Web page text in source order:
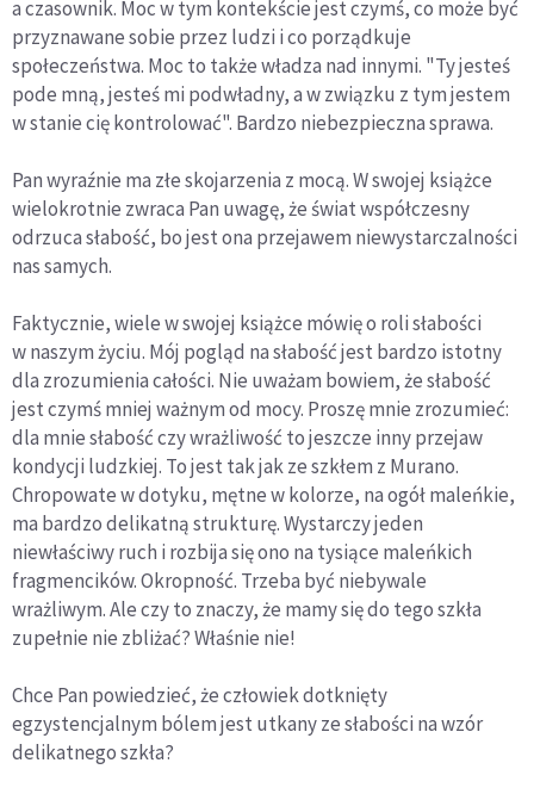
a czasownik. Moc w tym kontekście jest czymś, co może być
przyznawane sobie przez ludzi i co porządkuje
społeczeństwa. Moc to także władza nad innymi. "Ty jesteś
pode mną, jesteś mi podwładny, a w związku z tym jestem
w stanie cię kontrolować". Bardzo niebezpieczna sprawa.
Pan wyraźnie ma złe skojarzenia z mocą. W swojej książce
wielokrotnie zwraca Pan uwagę, że świat współczesny
odrzuca słabość, bo jest ona przejawem niewystarczalności
nas samych.
Faktycznie, wiele w swojej książce mówię o roli słabości
w naszym życiu. Mój pogląd na słabość jest bardzo istotny
dla zrozumienia całości. Nie uważam bowiem, że słabość
jest czymś mniej ważnym od mocy. Proszę mnie zrozumieć:
dla mnie słabość czy wrażliwość to jeszcze inny przejaw
kondycji ludzkiej. To jest tak jak ze szkłem z Murano.
Chropowate w dotyku, mętne w kolorze, na ogół maleńkie,
ma bardzo delikatną strukturę. Wystarczy jeden
niewłaściwy ruch i rozbija się ono na tysiące maleńkich
fragmencików. Okropność. Trzeba być niebywale
wrażliwym. Ale czy to znaczy, że mamy się do tego szkła
zupełnie nie zbliżać? Właśnie nie!
Chce Pan powiedzieć, że człowiek dotknięty
egzystencjalnym bólem jest utkany ze słabości na wzór
delikatnego szkła?